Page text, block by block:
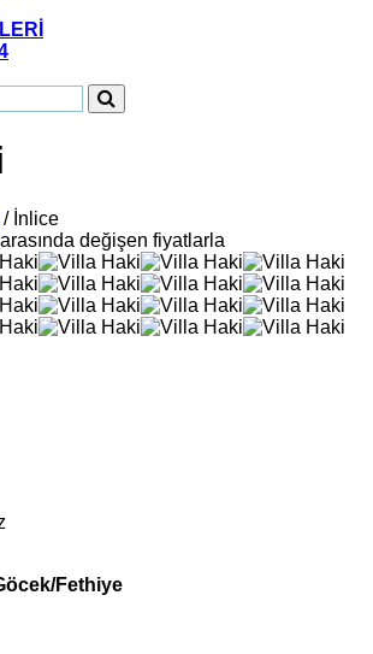
/ İnlice
arasında değişen fiyatlarla
Fethiye